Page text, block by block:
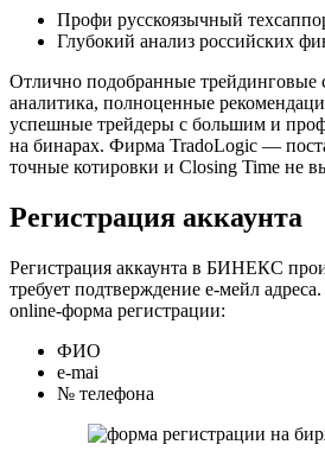
Профи русскоязычный
Глубокий анализ российских
Отлично подобранные трейдинговые
аналитика, полноценные
успешные трейдеры с большим и
на бинарах. Фирма TradoLogic —
точные котировки и Closing Time не
Регистрация аккаунта
Регистрация аккаунта в БИНЕКС
требует подтверждение е-мейл
online-форма регистрации:
ФИО
e-mai
№ телефона